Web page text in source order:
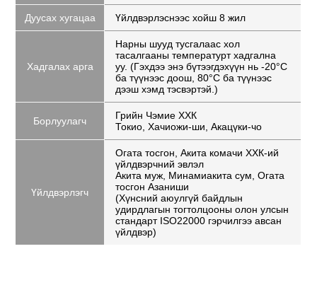
Дуусах хугацаа Үйлдвэрлэснээс хойш 8 жил
Хадгалах арга
Нарны шууд тусгалаас хол
тасалгааны температурт хадгална
уу. (Гэхдээ энэ бүтээгдэхүүн нь -20°C
ба түүнээс доош, 80°C ба түүнээс
дээш хэмд тэсвэртэй.)
Борлуулагч
Грийн Чэмие ХХК
Токио, Хачиожи-ши, Акацүки-чо
Үйлдвэрлэгч
Огата тосгон, Акита комачи ХХК-ий
үйлдвэрчний эвлэл
Акита муж, Минамиакита сум, Огата
тосгон Азаниши
(Хүнсний аюулгүй байдлын
удирдлагын тогтолцооны олон улсын
стандарт ISO22000 гэрчилгээ авсан
үйлдвэр)